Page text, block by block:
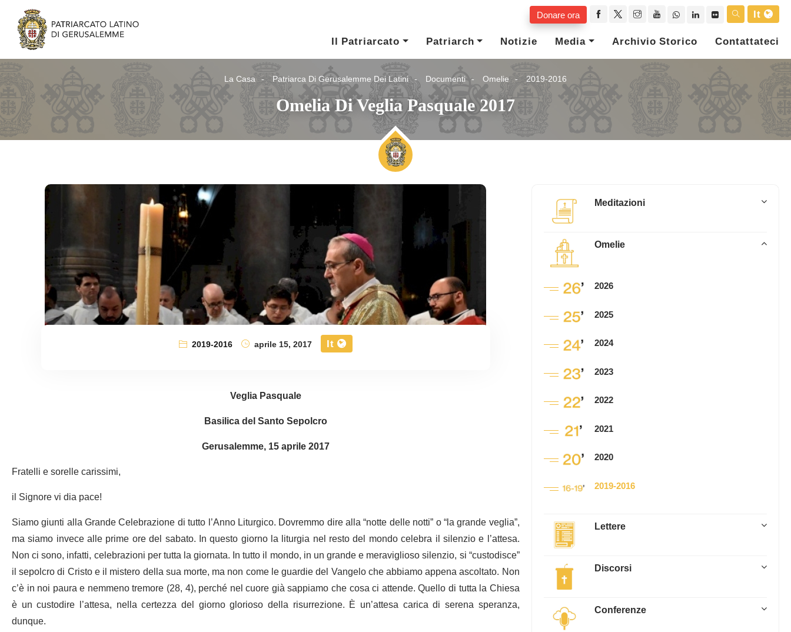
Donare ora
It
Il Patriarcato
Patriarch Notizie Media Archivio Storico Contattateci
La Casa Patriarca Di Gerusalemme Dei Latini Documenti Omelie 2019-2016
Omelia Di Veglia Pasquale 2017
2019-2016 aprile 15, 2017 It
Veglia Pasquale
Basilica del Santo Sepolcro
Gerusalemme, 15 aprile 2017
Fratelli e sorelle carissimi,
il Signore vi dia pace!
Siamo giunti alla Grande Celebrazione di tutto l’Anno Liturgico. Dovremmo dire alla “notte delle notti” o “la grande veglia”,
ma siamo invece alle prime ore del sabato. In questo giorno la liturgia nel resto del mondo celebra il silenzio e l’attesa.
Non ci sono, infatti, celebrazioni per tutta la giornata. In tutto il mondo, in un grande e meraviglioso silenzio, si “custodisce”
il sepolcro di Cristo e il mistero della sua morte, ma non come le guardie del Vangelo che abbiamo appena ascoltato. Non
c’è in noi paura e nemmeno tremore (28, 4), perché nel cuore già sappiamo che cosa ci attende. Quello di tutta la Chiesa
è un custodire l’attesa, nella certezza del giorno glorioso della risurrezione. È un’attesa carica di serena speranza,
dunque.
Meditazioni
Omelie
2026
2025
2024
2023
2022
2021
2020
2019-2016
Lettere
Discorsi
Conferenze